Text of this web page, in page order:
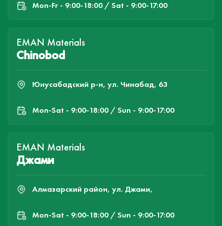
Mon-Fr - 9:00-18:00 / Sat - 9:00-17:00
EMAN Materials
Chinobod
Юнусабадский р-н, ул. Чинабад, 63
Mon-Sat - 9:00-18:00 / Sun - 9:00-17:00
EMAN Materials
Джами
Алмазарский район, ул. Джами,
Mon-Sat - 9:00-18:00 / Sun - 9:00-17:00